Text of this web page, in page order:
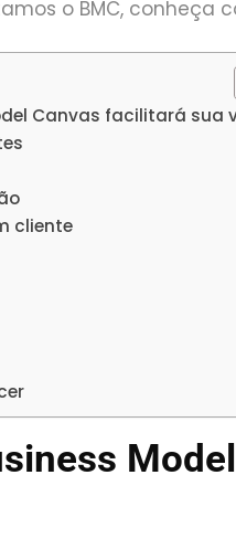
o BMC, conheça
Canvas facilitará sua
cliente